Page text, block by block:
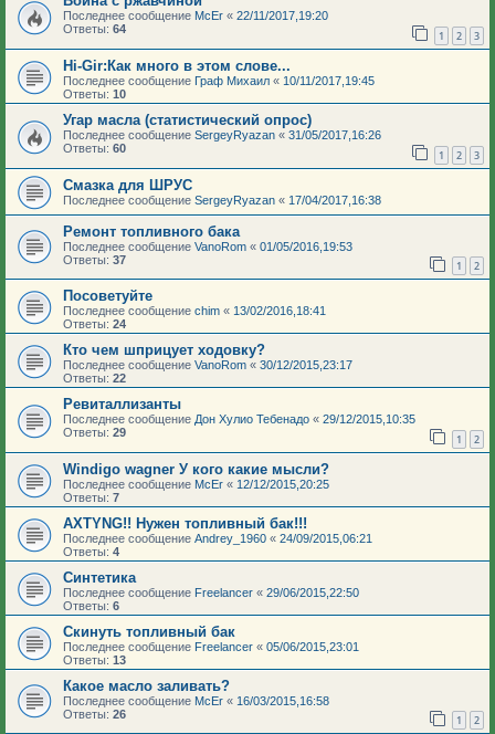
Последнее сообщение McEr « 22/11/2017,19:20
Ответы: 64 1 2 3
Hi-Gir:Как много в этом слове...
Последнее сообщение Граф Михаил « 10/11/2017,19:45
Ответы: 10
Угар масла (статистический опрос)
Последнее сообщение SergeyRyazan « 31/05/2017,16:26
Ответы: 60 1 2 3
Смазка для ШРУС
Последнее сообщение SergeyRyazan « 17/04/2017,16:38
Ремонт топливного бака
Последнее сообщение VanoRom « 01/05/2016,19:53
Ответы: 37 1 2
Посоветуйте
Последнее сообщение chim « 13/02/2016,18:41
Ответы: 24
Кто чем шприцует ходовку?
Последнее сообщение VanoRom « 30/12/2015,23:17
Ответы: 22
Ревиталлизанты
Последнее сообщение Дон Хулио Тебенадо « 29/12/2015,10:35
Ответы: 29 1 2
Windigo wagner У кого какие мысли?
Последнее сообщение McEr « 12/12/2015,20:25
Ответы: 7
AXTYNG!! Нужен топливный бак!!!
Последнее сообщение Andrey_1960 « 24/09/2015,06:21
Ответы: 4
Синтетика
Последнее сообщение Freelancer « 29/06/2015,22:50
Ответы: 6
Скинуть топливный бак
Последнее сообщение Freelancer « 05/06/2015,23:01
Ответы: 13
Какое масло заливать?
Последнее сообщение McEr « 16/03/2015,16:58
Ответы: 26 1 2